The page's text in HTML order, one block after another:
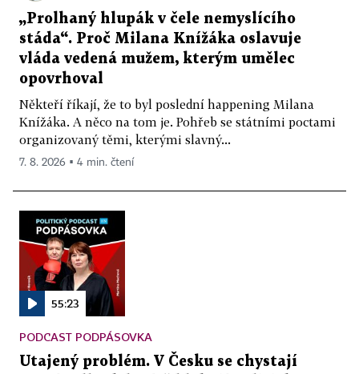
„Prolhaný hlupák v čele nemyslícího
stáda“. Proč Milana Knížáka oslavuje
vláda vedená mužem, kterým umělec
opovrhoval
Někteří říkají, že to byl poslední happening Milana
Knížáka. A něco na tom je. Pohřeb se státními poctami
organizovaný těmi, kterými slavný...
7. 8. 2026 ▪ 4 min. čtení
55:23
PODCAST PODPÁSOVKA
Utajený problém. V Česku se chystají